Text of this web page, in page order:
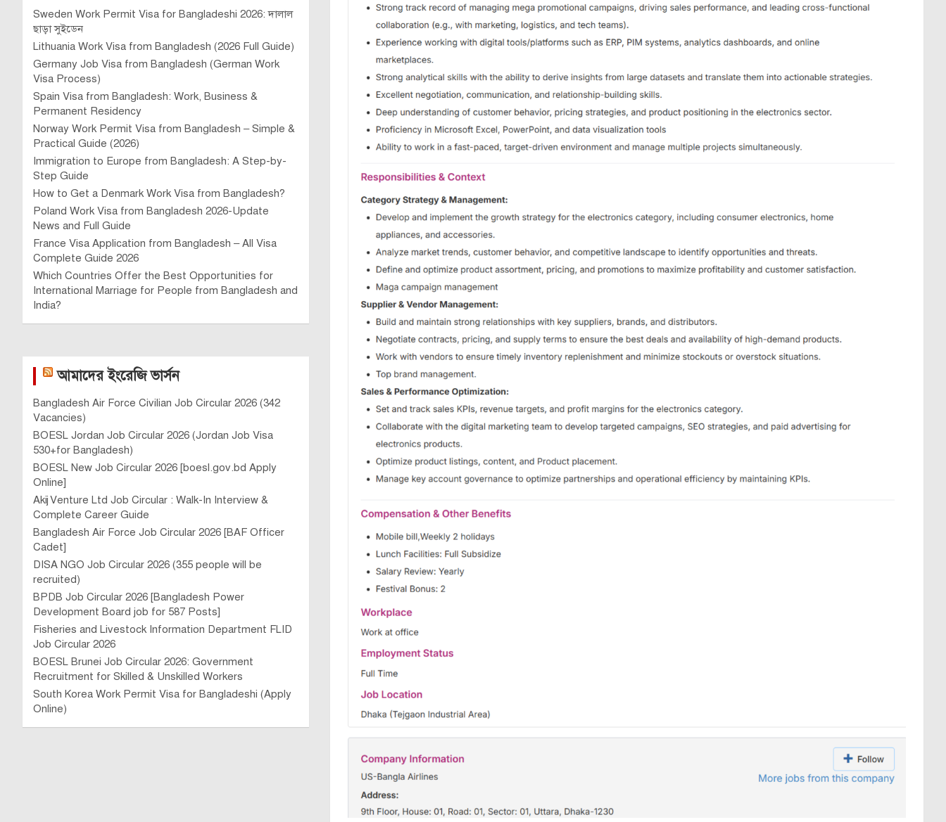
Sweden Work Permit Visa for Bangladeshi 2026: দালাল
ছাড়া সুইডেন
Lithuania Work Visa from Bangladesh (2026 Full Guide)
Germany Job Visa from Bangladesh (German Work
Visa Process)
Spain Visa from Bangladesh: Work, Business &
Permanent Residency
Norway Work Permit Visa from Bangladesh – Simple &
Practical Guide (2026)
Immigration to Europe from Bangladesh: A Step-by-
Step Guide
How to Get a Denmark Work Visa from Bangladesh?
Poland Work Visa from Bangladesh 2026-Update
News and Full Guide
France Visa Application from Bangladesh – All Visa
Complete Guide 2026
Which Countries Offer the Best Opportunities for
International Marriage for People from Bangladesh and
India?
আমাদের ইংরেজি ভার্সন
Bangladesh Air Force Civilian Job Circular 2026 (342
Vacancies)
BOESL Jordan Job Circular 2026 (Jordan Job Visa
530+for Bangladesh)
BOESL New Job Circular 2026 [boesl.gov.bd Apply
Online]
Akij Venture Ltd Job Circular : Walk-In Interview &
Complete Career Guide
Bangladesh Air Force Job Circular 2026 [BAF Officer
Cadet]
DISA NGO Job Circular 2026 (355 people will be
recruited)
BPDB Job Circular 2026 [Bangladesh Power
Development Board job for 587 Posts]
Fisheries and Livestock Information Department FLID
Job Circular 2026
BOESL Brunei Job Circular 2026: Government
Recruitment for Skilled & Unskilled Workers
South Korea Work Permit Visa for Bangladeshi (Apply
Online)